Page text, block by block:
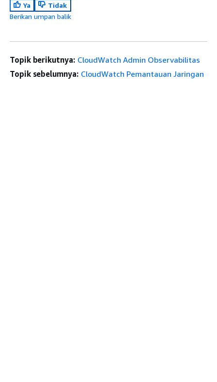
Ya
Tidak
Berikan umpan balik
Topik berikutnya: CloudWatch Admin Observabilitas
Topik sebelumnya: CloudWatch Pemantauan Jaringan